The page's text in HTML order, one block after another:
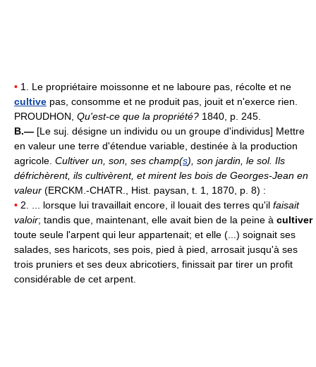
• 1. Le propriétaire moissonne et ne laboure pas, récolte et ne
cultive pas, consomme et ne produit pas, jouit et n'exerce rien.
PROUDHON, Qu'est-ce que la propriété? 1840, p. 245.
B.— [Le suj. désigne un individu ou un groupe d'individus] Mettre
en valeur une terre d'étendue variable, destinée à la production
agricole. Cultiver un, son, ses champ(s), son jardin, le sol. Ils
défrichèrent, ils cultivèrent, et mirent les bois de Georges-Jean en
valeur (ERCKM.-CHATR., Hist. paysan, t. 1, 1870, p. 8) :
• 2. ... lorsque lui travaillait encore, il louait des terres qu'il faisait
valoir; tandis que, maintenant, elle avait bien de la peine à cultiver
toute seule l'arpent qui leur appartenait; et elle (...) soignait ses
salades, ses haricots, ses pois, pied à pied, arrosait jusqu'à ses
trois pruniers et ses deux abricotiers, finissait par tirer un profit
considérable de cet arpent.